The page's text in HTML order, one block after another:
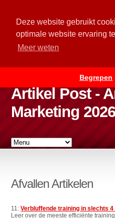
Deze website gebruikt
optimale website ervaring
Meer weten
Begrepen
Artikel Post -
Marketing
Afvallen Artikelen
11:Verbluffende training in slechts
Leer over de meeste efficiënte